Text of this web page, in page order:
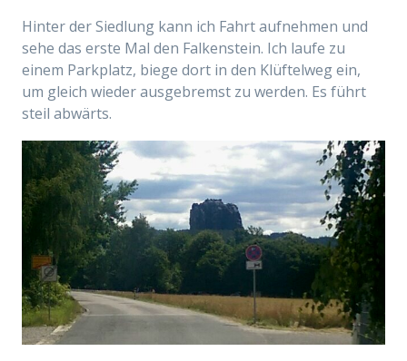
Hinter der Siedlung kann ich Fahrt aufnehmen und
sehe das erste Mal den Falkenstein. Ich laufe zu
einem Parkplatz, biege dort in den Klüftelweg ein,
um gleich wieder ausgebremst zu werden. Es führt
steil abwärts.